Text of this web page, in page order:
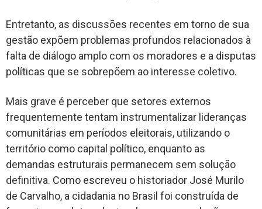
Entretanto, as discussões recentes em torno de sua
gestão expõem problemas profundos relacionados à
falta de diálogo amplo com os moradores e a disputas
políticas que se sobrepõem ao interesse coletivo.
Mais grave é perceber que setores externos
frequentemente tentam instrumentalizar lideranças
comunitárias em períodos eleitorais, utilizando o
território como capital político, enquanto as
demandas estruturais permanecem sem solução
definitiva. Como escreveu o historiador José Murilo
de Carvalho, a cidadania no Brasil foi construída de